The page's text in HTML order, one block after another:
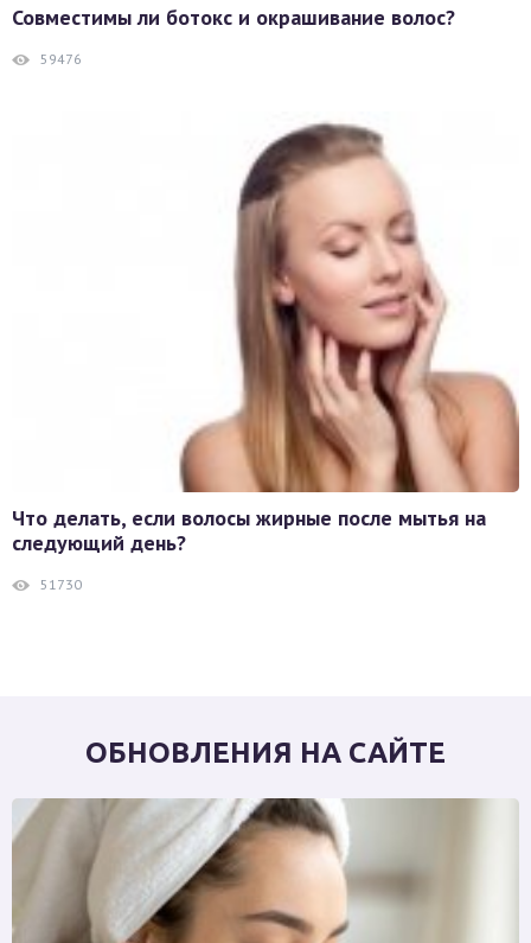
Совместимы ли ботокс и окрашивание волос?
59476
Что делать, если волосы жирные после мытья на
следующий день?
51730
ОБНОВЛЕНИЯ НА САЙТЕ